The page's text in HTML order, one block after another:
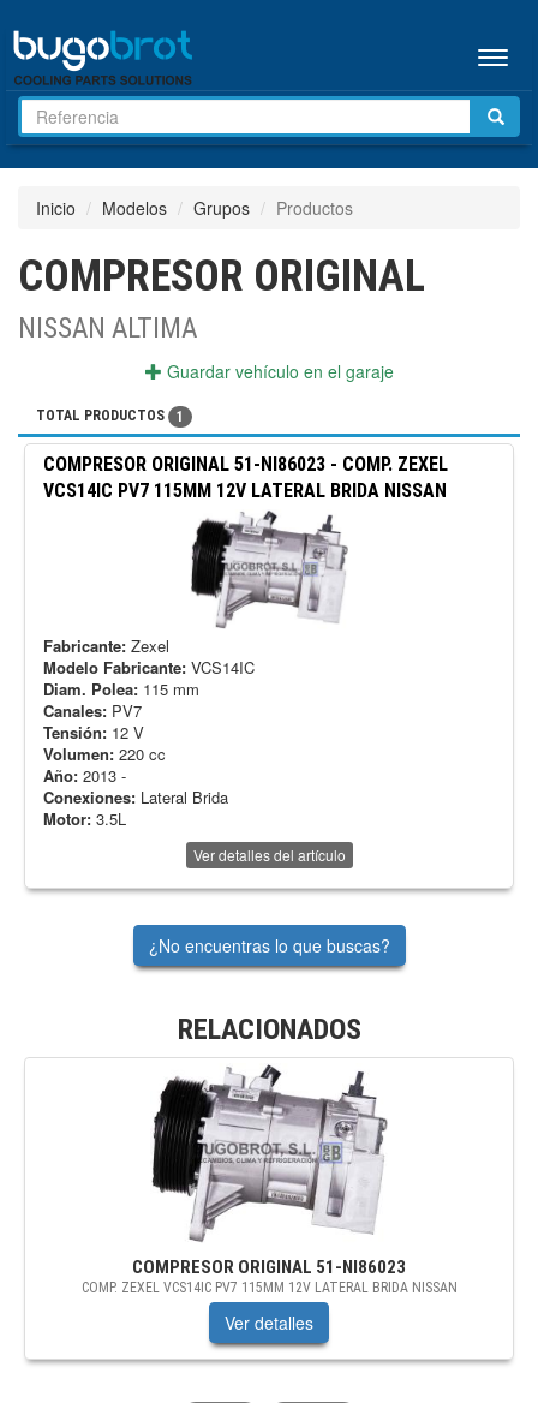
Menú
Inicio Modelos Grupos Productos
COMPRESOR ORIGINAL
NISSAN ALTIMA
Guardar vehículo en el garaje
TOTAL PRODUCTOS 1
COMPRESOR ORIGINAL 51-NI86023 - COMP. ZEXEL
VCS14IC PV7 115MM 12V LATERAL BRIDA NISSAN
Fabricante: Zexel
Modelo Fabricante: VCS14IC
Diam. Polea: 115 mm
Canales: PV7
Tensión: 12 V
Volumen: 220 cc
Año: 2013 -
Conexiones: Lateral Brida
Motor: 3.5L
Ver detalles del artículo
¿No encuentras lo que buscas?
RELACIONADOS
COMPRESOR ORIGINAL 51-NI86023
COMP. ZEXEL VCS14IC PV7 115MM 12V LATERAL BRIDA NISSAN
Ver detalles